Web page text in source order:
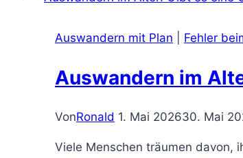
Auswandern mit Plan Fehler
Auswandern im
VonRonald 1. Mai 202630. Mai
Viele Menschen träumen davon,